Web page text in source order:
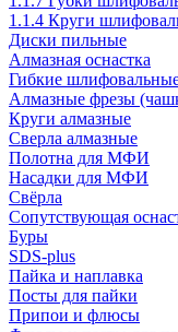
1.1.4 Круги
Диски пильные
Алмазная оснастка
Гибкие
Алмазные фрезы
Круги алмазные
Сверла алмазные
Полотна для МФИ
Насадки для МФИ
Свёрла
Сопутствующая
Буры
SDS-plus
Пайка и наплавка
Посты для пайки
Припои и флюсы